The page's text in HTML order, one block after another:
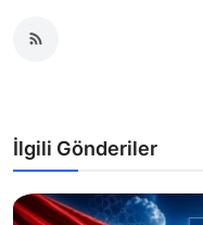
İlgili Gönderiler